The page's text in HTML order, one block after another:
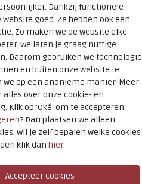
leather daily care
Dankzij functionele
goed. Ze hebben ook een
Zo maken we de website elke
We laten je graag nuttige
Daarom gebruiken we technologie
en buiten onze website te
we op een anonieme manier. Meer
alles over onze cookie- en
Klik op 'Oké' om te accepteren.
? Dan plaatsen we alleen
Wil je zelf bepalen welke cookies
klik dan hier.